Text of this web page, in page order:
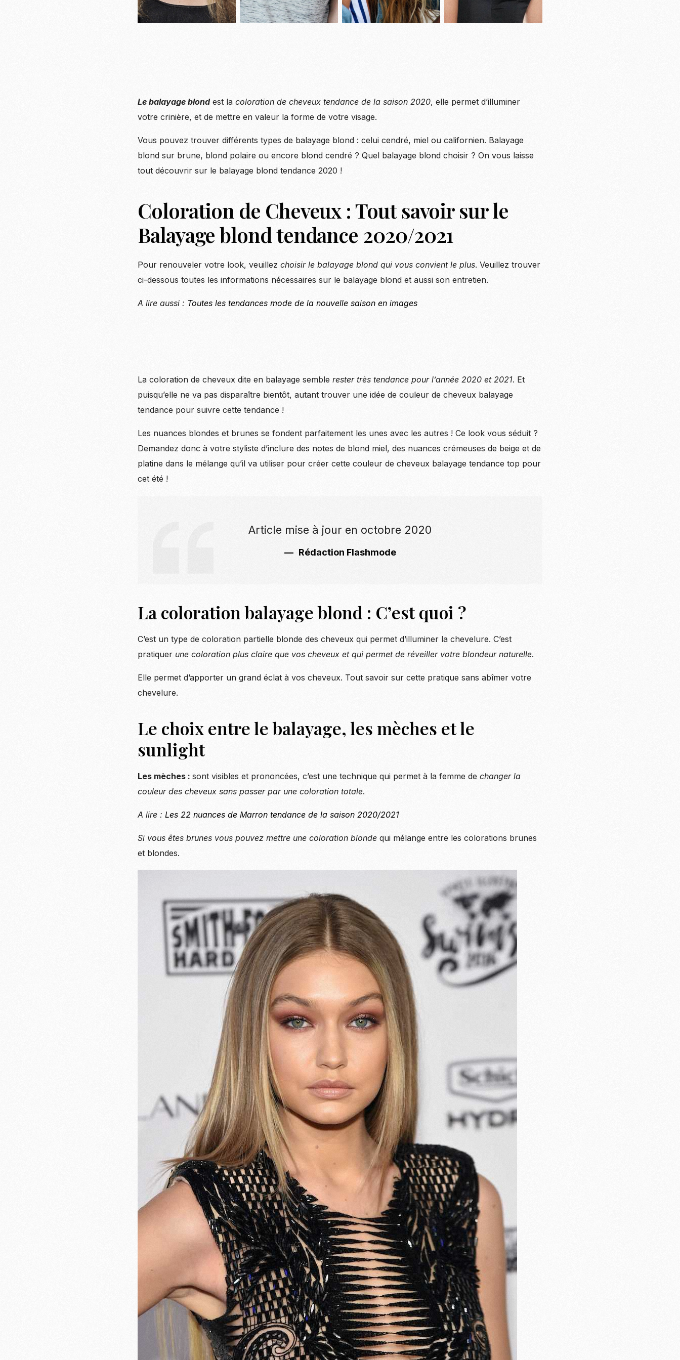
Le balayage blondest la coloration de cheveux tendance de la saison 2020, elle permet d’illuminer
votre crinière, et de mettre en valeur la forme de votre visage.
Vous pouvez trouver différents types de balayage blond : celui cendré, miel ou californien. Balayage
blond sur brune, blond polaire ou encore blond cendré ? Quel balayage blond choisir ? On vous laisse
tout découvrir sur le balayage blond tendance 2020 !
Coloration de Cheveux : Tout savoir sur le
Balayage blond tendance 2020/2021
Pour renouveler votre look, veuillez choisir le balayage blond qui vous convient le plus. Veuillez trouver
ci-dessous toutes les informations nécessaires sur le balayage blond et aussi son entretien.
A lire aussi : Toutes les tendances mode de la nouvelle saison en images
La coloration de cheveux dite en balayage semble rester très tendance pour l’année 2020 et 2021. Et
puisqu’elle ne va pas disparaître bientôt, autant trouver une idée de couleur de cheveux balayage
tendance pour suivre cette tendance !
Les nuances blondes et brunes se fondent parfaitement les unes avec les autres ! Ce look vous séduit ?
Demandez donc à votre styliste d’inclure des notes de blond miel, des nuances crémeuses de beige et de
platine dans le mélange qu’il va utiliser pour créer cette couleur de cheveux balayage tendance top pour
cet été !
Article mise à jour en octobre 2020
Rédaction Flashmode
La coloration balayage blond : C’est quoi ?
C’est un type de coloration partielle blonde des cheveux qui permet d’illuminer la chevelure. C’est
pratiquer une coloration plus claire que vos cheveux et qui permet de réveiller votre blondeur naturelle.
Elle permet d’apporter un grand éclat à vos cheveux. Tout savoir sur cette pratique sans abîmer votre
chevelure.
Le choix entre le balayage, les mèches et le
sunlight
Les mèches : sont visibles et prononcées, c’est une technique qui permet à la femme de changer la
couleur des cheveux sans passer par une coloration totale.
A lire : Les 22 nuances de Marron tendance de la saison 2020/2021
Si vous êtes brunes vous pouvez mettre une coloration blonde qui mélange entre les colorations brunes
et blondes.